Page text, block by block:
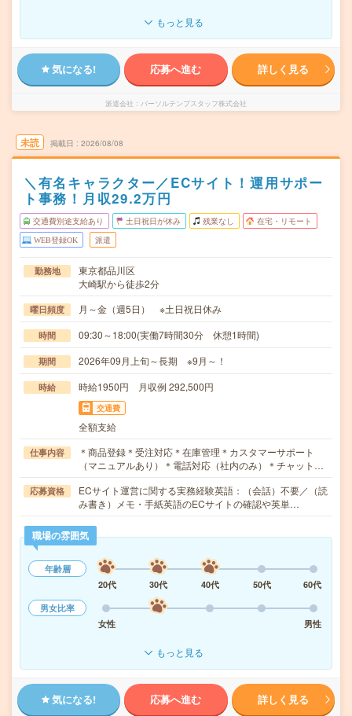
もっと見る
気になる! 応募へ進む 詳しく見る
派遣会社 パーソルテンプスタッフ株式会社
未読 掲載日 2026/08/08
＼有名キャラクター／ECサイト！運用サポー
ト事務！月収29.2万円
交通費別途支給あり 土日祝日が休み 残業なし 在宅・リモート
WEB登録OK 派遣
勤務地
東京都品川区
大崎駅から徒歩2分
曜日頻度 月～金（週5日） ※土日祝日休み
時間 09:30～18:00(実働7時間30分 休憩1時間)
期間 2026年09月上旬～長期 ※9月～！
時給 時給1950円 月収例 292,500円
交通費
全額支給
仕事内容
＊商品登録＊受注対応＊在庫管理＊カスタマーサポート
（マニュアルあり）＊電話対応（社内のみ）＊チャット…
応募資格
ECサイト運営に関する実務経験英語：（会話）不要／（読
み書き）メモ・手紙英語のECサイトの確認や英単…
職場の雰囲気
年齢層
20代
30代 40代 50代
60代
男女比率
女性
男性
もっと見る
気になる! 応募へ進む 詳しく見る